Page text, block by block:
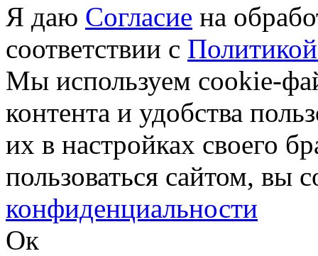
Я даю Согласие на
соответствии с
Мы используем cookie-
контента и удобства
их в настройках своего
пользоваться сайтом, вы
конфиденциальности
Ок